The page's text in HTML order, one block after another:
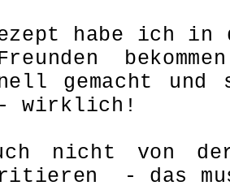
habe ich in
gemacht und
- wirklich!
nicht von
- das